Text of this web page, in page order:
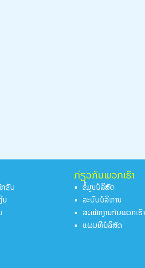
ກຊັບ
ນ
ກ່ຽວກັບພວກເຮົາ
ຂໍ້ມູນບໍລິສັດ
ລະບົບບໍລິຫານ
ສະໝັກງານກັບພວກເຮົາ
ແຜນທີບໍລິສັດ